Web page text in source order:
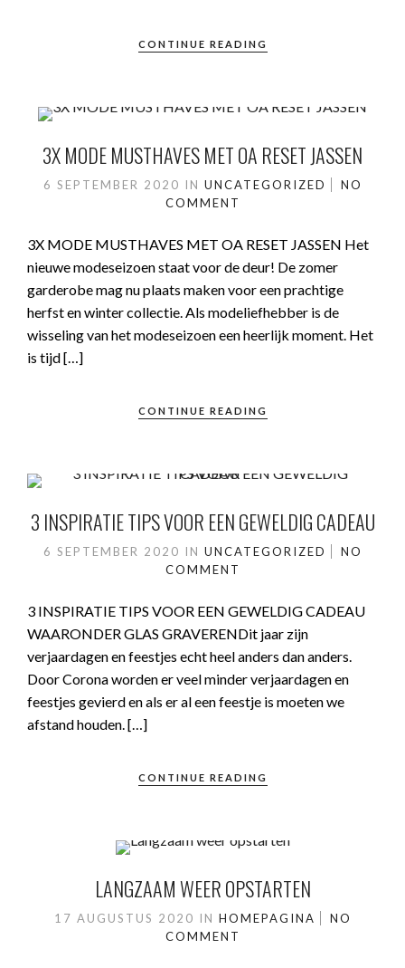
CONTINUE READING
3X MODE MUSTHAVES MET OA RESET JASSEN
6 SEPTEMBER 2020 IN UNCATEGORIZED
NO
COMMENT
3X MODE MUSTHAVES MET OA RESET JASSEN Het
nieuwe modeseizoen staat voor de deur! De zomer
garderobe mag nu plaats maken voor een prachtige
herfst en winter collectie. Als modeliefhebber is de
wisseling van het modeseizoen een heerlijk moment. Het
is tijd […]
CONTINUE READING
3 INSPIRATIE TIPS VOOR EEN GEWELDIG CADEAU
6 SEPTEMBER 2020 IN UNCATEGORIZED
NO
COMMENT
3 INSPIRATIE TIPS VOOR EEN GEWELDIG CADEAU
WAARONDER GLAS GRAVERENDit jaar zijn
verjaardagen en feestjes echt heel anders dan anders.
Door Corona worden er veel minder verjaardagen en
feestjes gevierd en als er al een feestje is moeten we
afstand houden. […]
CONTINUE READING
LANGZAAM WEER OPSTARTEN
17 AUGUSTUS 2020 IN HOMEPAGINA
NO
COMMENT